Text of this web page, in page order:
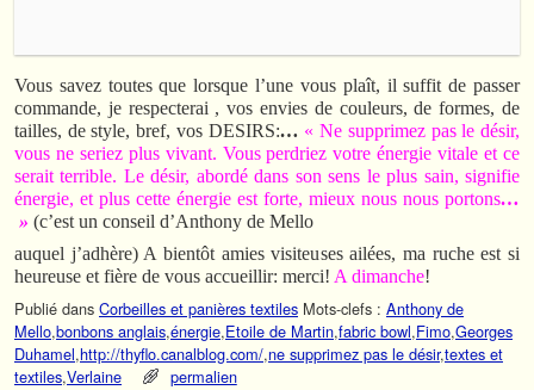
Vous savez toutes que lorsque l’une vous plaît, il suffit de passer
commande, je respecterai , vos envies de couleurs, de formes, de
tailles, de style, bref, vos DESIRS:… « Ne supprimez pas le désir,
vous ne seriez plus vivant. Vous perdriez votre énergie vitale et ce
serait terrible. Le désir, abordé dans son sens le plus sain, signifie
énergie, et plus cette énergie est forte, mieux nous nous portons…
» (c’est un conseil d’Anthony de Mello
auquel j’adhère) A bientôt amies visiteuses ailées, ma ruche est si
heureuse et fière de vous accueillir: merci! A dimanche!
Publié dans Corbeilles et panières textiles Mots-clefs : Anthony de
Mello,bonbons anglais,énergie,Etoile de Martin,fabric bowl,Fimo,Georges
Duhamel,http://thyflo.canalblog.com/,ne supprimez pas le désir,textes et
textiles,Verlaine permalien